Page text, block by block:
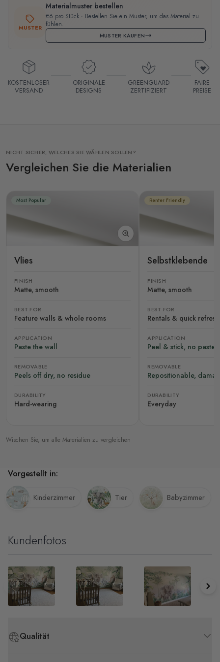
MUSTER
Materialmuster bestellen
€6 pro Stück · Bestellen Sie ein Muster, um das Material zu
fühlen.
MUSTER KAUFEN
KOSTENLOSER
VERSAND
ORIGINALE
DESIGNS
GREENGUARD
ZERTIFIZIERT
FAIRE
PREISE
NICHT SICHER, WELCHES SIE WÄHLEN SOLLEN?
Vergleichen Sie die Materialien
Most Popular
Vlies
FINISH
Matte, smooth
BEST FOR
Feature walls & whole rooms
APPLICATION
Paste the wall
REMOVABLE
Peels off dry, no residue
DURABILITY
Hard-wearing
Renter Friendly
Selbstklebende
FINISH
Matte, smooth
BEST FOR
Rentals & quick
APPLICATION
Peel & stick, no paste
REMOVABLE
Repositionable,
DURABILITY
Everyday
Wischen Sie, um alle Materialien zu vergleichen
Qualität
Vorgestellt in:
Kinderzimmer Tier Babyzimmer
Kundenfotos